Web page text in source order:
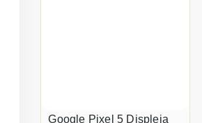
Google Pixel 5 Displeja